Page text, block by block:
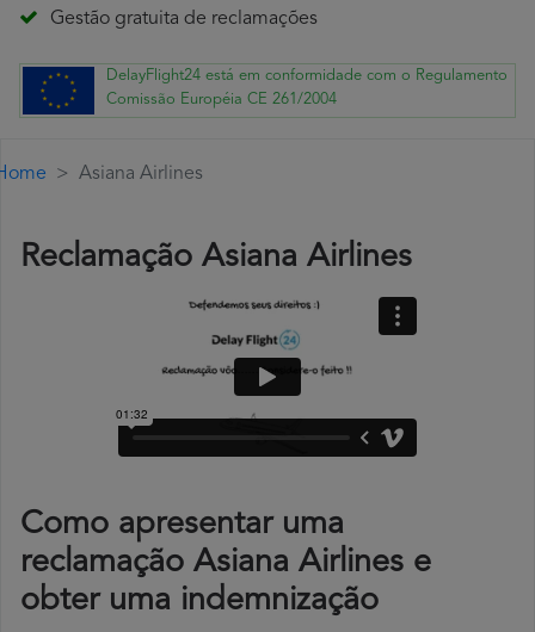
Gestão gratuita de reclamações
DelayFlight24 está em conformidade com o Regulamento
Comissão Européia CE 261/2004
Asiana Airlines
Reclamação Asiana Airlines
Como apresentar uma
reclamação Asiana Airlines e
obter uma indemnização